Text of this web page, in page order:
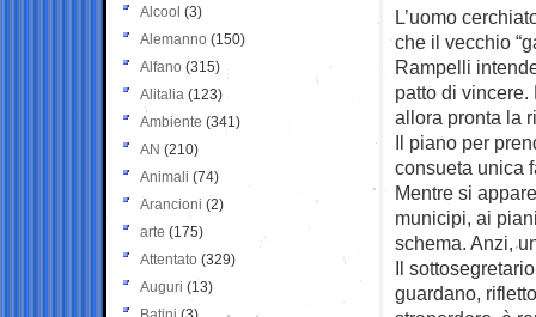
L’uomo
che il vecchio
Rampelli
patto di
allora pronta la
Il piano per
consueta unica
Mentre si
municipi, ai
schema. Anzi,
Il
guardano,
Alcool (3)
Alemanno (150)
Alfano (315)
Alitalia (123)
Ambiente (341)
AN (210)
Animali (74)
Arancioni (2)
arte (175)
Attentato (329)
Auguri (13)